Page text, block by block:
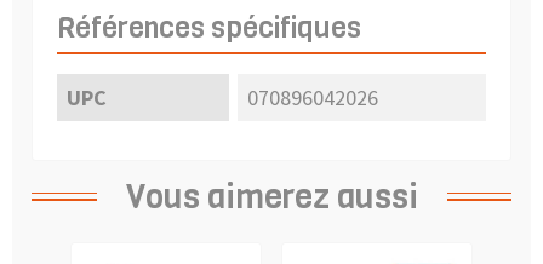
Références spécifiques
UPC 070896042026
Vous aimerez aussi